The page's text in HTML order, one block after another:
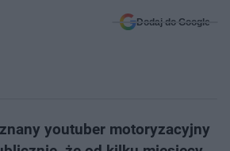
Dodaj do Google
youtuber motoryzacyjny